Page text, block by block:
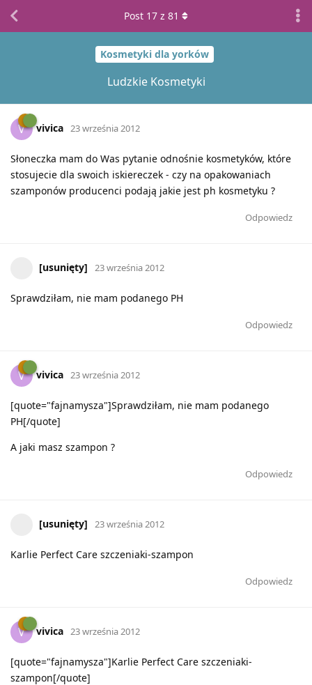
Kosmetyki dla yorków
Ludzkie Kosmetyki
Post 17 z 81
V vivica 23 września 2012
Słoneczka mam do Was pytanie odnośnie kosmetyków, które
stosujecie dla swoich iskiereczek - czy na opakowaniach
szamponów producenci podają jakie jest ph kosmetyku ?
Odpowiedz
[usunięty] 23 września 2012
Sprawdziłam, nie mam podanego PH
Odpowiedz
V vivica 23 września 2012
[quote="fajnamysza"]Sprawdziłam, nie mam podanego
PH[/quote]
A jaki masz szampon ?
Odpowiedz
[usunięty] 23 września 2012
Karlie Perfect Care szczeniaki-szampon
Odpowiedz
V vivica 23 września 2012
[quote="fajnamysza"]Karlie Perfect Care szczeniaki-
szampon[/quote]